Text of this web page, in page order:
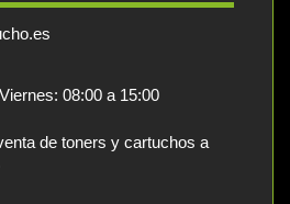
08:00 a 15:00
de toners y cartuchos a